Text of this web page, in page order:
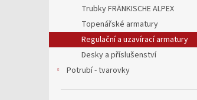
Trubky FRÄNKISCHE ALPEX
Topenářské armatury
Regulační a uzavírací armatury
Desky a příslušenství
Potrubí - tvarovky